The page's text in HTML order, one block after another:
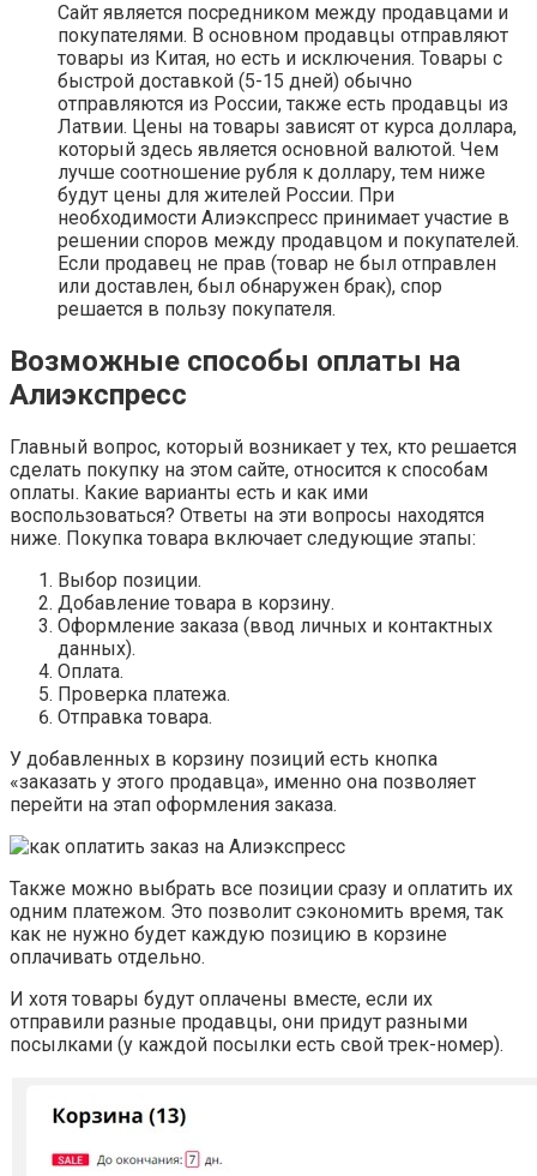
Сайт является посредником между продавцами и
покупателями. В основном продавцы отправляют
товары из Китая, но есть и исключения. Товары с
быстрой доставкой (5-15 дней) обычно
отправляются из России, также есть продавцы из
Латвии. Цены на товары зависят от курса доллара,
который здесь является основной валютой. Чем
лучше соотношение рубля к доллару, тем ниже
будут цены для жителей России. При
необходимости Алиэкспресс принимает участие в
решении споров между продавцом и покупателей.
Если продавец не прав (товар не был отправлен
или доставлен, был обнаружен брак), спор
решается в пользу покупателя.
Возможные способы оплаты на
Алиэкспресс
Главный вопрос, который возникает у тех, кто решается
сделать покупку на этом сайте, относится к способам
оплаты. Какие варианты есть и как ими
воспользоваться? Ответы на эти вопросы находятся
ниже. Покупка товара включает следующие этапы:
Выбор позиции.
Добавление товара в корзину.
Оформление заказа (ввод личных и контактных
данных).
Оплата.
Проверка платежа.
Отправка товара.
У добавленных в корзину позиций есть кнопка
«заказать у этого продавца», именно она позволяет
перейти на этап оформления заказа.
Также можно выбрать все позиции сразу и оплатить их
одним платежом. Это позволит сэкономить время, так
как не нужно будет каждую позицию в корзине
оплачивать отдельно.
И хотя товары будут оплачены вместе, если их
отправили разные продавцы, они придут разными
посылками (у каждой посылки есть свой трек-номер).